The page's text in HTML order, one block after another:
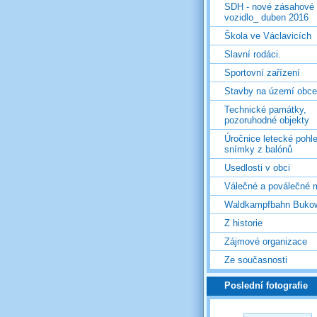
SDH - nové zásahové
vozidlo_ duben 2016
Škola ve Václavicích
Slavní rodáci.
Sportovní zařízení
Stavby na území obce
Technické památky,
pozoruhodné objekty
Úročnice letecké
snímky z balónů
Usedlosti v obci
Válečné a poválečné
Waldkampfbahn
Z historie
Zájmové organizace
Ze současnosti
Poslední fotografie